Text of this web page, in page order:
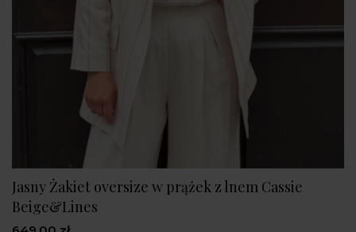
Jasny Żakiet oversize w prążek z lnem Cassie
Beige&Lines